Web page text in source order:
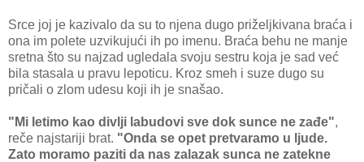
Srce joj je kazivalo da su to njena dugo priželjkivana braća i
ona im polete uzvikujući ih po imenu. Braća behu ne manje
sretna što su najzad ugledala svoju sestru koja je sad već
bila stasala u pravu lepoticu. Kroz smeh i suze dugo su
pričali o zlom udesu koji ih je snašao.
"Mi letimo kao divlji labudovi sve dok sunce ne zađe",
reče najstariji brat. "Onda se opet pretvaramo u ljude.
Zato moramo paziti da nas zalazak sunca ne zatekne